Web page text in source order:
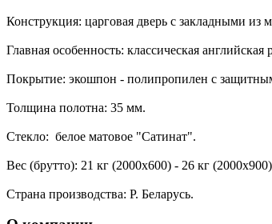
Конструкция: царговая дверь с закладными из
Главная особенность: классическая английская
Покрытие: экошпон - полипропилен с
Толщина полотна: 35 мм.
Стекло: белое матовое "Сатинат".
Вес (брутто): 21 кг (2000х600) - 26 кг
Страна производства: Р. Беларусь.